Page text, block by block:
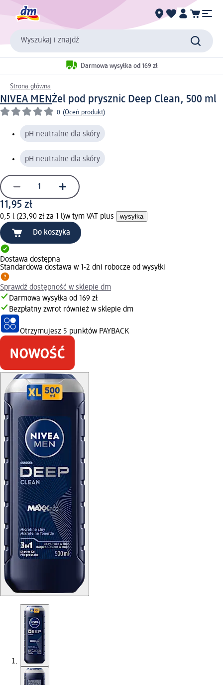
Wyszukaj i znajdź
Darmowa wysyłka od 169 zł
Strona główna
NIVEA MENŻel pod prysznic Deep Clean, 500 ml
0 (Oceń produkt)
pH neutralne dla skóry
pH neutralne dla skóry
11,95 zł
0,5 l (23,90 zł za 1 l)w tym VAT plus wysyłka
Do koszyka
Dostawa dostępna
Standardowa dostawa w 1-2 dni robocze od wysyłki
Sprawdź dostępność w sklepie dm
Darmowa wysyłka od 169 zł
Bezpłatny zwrot również w sklepie dm
Otrzymujesz 5 punktów PAYBACK